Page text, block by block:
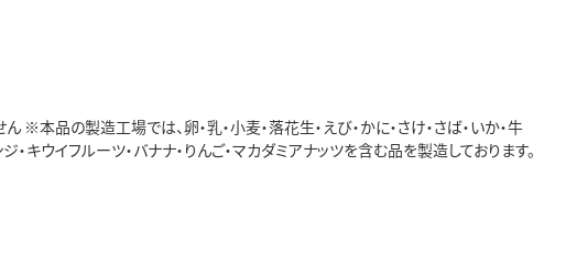
品の製造工場では、卵・乳・小麦・落花生・えび・かに・さけ・さば・いか・牛
・キウイフルーツ・バナナ・りんご・マカダミアナッツを含む品を製造しております。